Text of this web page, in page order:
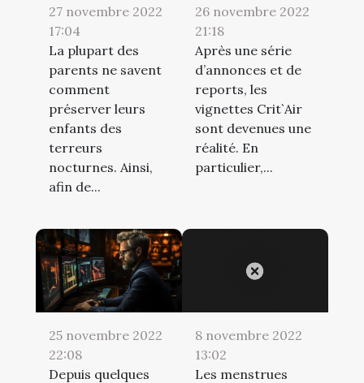
27 novembre 2022
17:04
La plupart des
parents ne savent
comment
préserver leurs
enfants des
terreurs
nocturnes. Ainsi,
afin de...
26 novembre 2022
21:18
Après une série
d’annonces et de
reports, les
vignettes Crit`Air
sont devenues une
réalité. En
particulier,...
25 novembre 2022
22:08
Depuis quelques
8 novembre 2022
13:02
Les menstrues